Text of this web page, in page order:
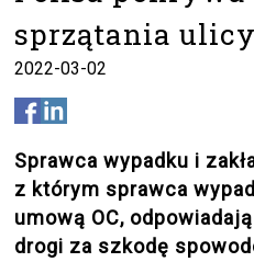
sprzątania ulicy
2022-03-02
Sprawca wypadku i
z którym sprawca
umową OC,
drogi za szkodę